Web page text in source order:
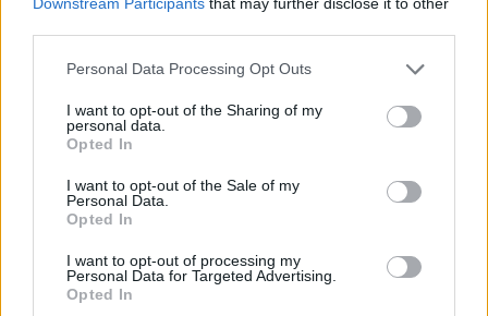
Personal Data Processing Opt Outs
I want to opt-out of the Sharing of my
personal data.
Opted In
I want to opt-out of the Sale of my
Personal Data.
Opted In
I want to opt-out of processing my
Personal Data for Targeted Advertising.
Opted In
„Furt ve střehu.“ Manažer přírody Vilém Jurek o
26.11.2025 | PRAHA (Ekolist.cz)
Vilém Jurek je krajinný ekolog,
který zasvětil svůj profesní
končící projekt LIFE South
Moravia, jehož cílem byla obnova stepních biotopů na jižní
Moravě. Mluví o významu pastvy, invazních druzích, složitých
diplomatických jednáních s vlastníky i o tom, proč je důležité
vydržet – i když výsledky nejsou vidět hned. A také o tom, co ho k
přírodě přivedlo, proč má slabost pro Kamenný vrch a jakou roli v